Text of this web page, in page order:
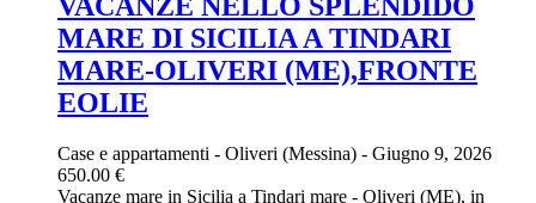
MARE DI SICILIA A TINDARI
MARE-OLIVERI (ME),FRONTE
EOLIE
Case e appartamenti - Oliveri (Messina) - Giugno 9, 2026
650.00 €
Vacanze mare in Sicilia a Tindari mare - Oliveri (ME), in